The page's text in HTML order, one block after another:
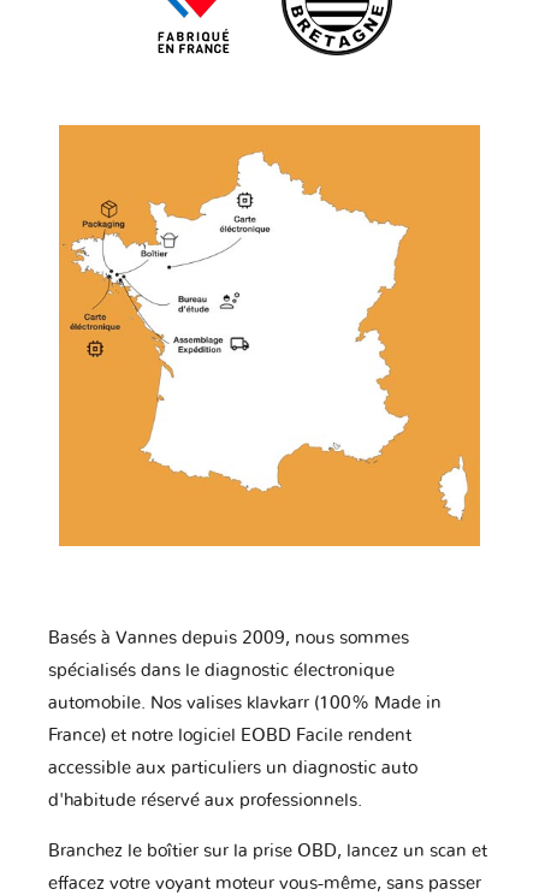
Basés à Vannes depuis 2009, nous sommes
spécialisés dans le diagnostic électronique
automobile. Nos valises klavkarr (100% Made in
France) et notre logiciel EOBD Facile rendent
accessible aux particuliers un diagnostic auto
d'habitude réservé aux professionnels.
Branchez le boîtier sur la prise OBD, lancez un scan et
effacez votre voyant moteur vous-même, sans passer